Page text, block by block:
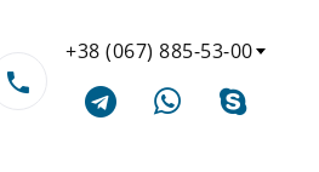
+38 (067) 885-53-00